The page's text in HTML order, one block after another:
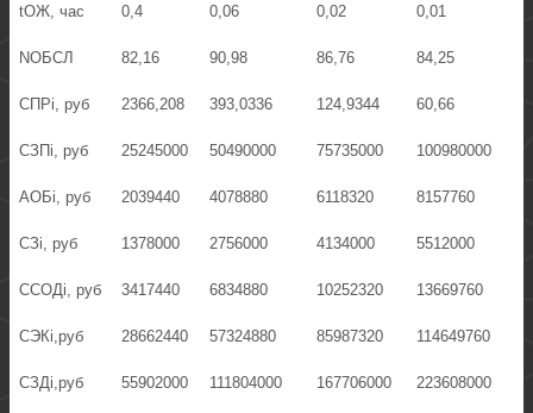
tОЖ, час 0,4 0,06 0,02 0,01
NОБСЛ 82,16 90,98 86,76 84,25
СПРi, руб 2366,208 393,0336 124,9344 60,66
СЗПi, руб 25245000 50490000 75735000 100980000
АОБi, руб 2039440 4078880 6118320 8157760
СЗi, руб 1378000 2756000 4134000 5512000
ССОДi, руб 3417440 6834880 10252320 13669760
СЭКi,руб 28662440 57324880 85987320 114649760
СЗДi,руб 55902000 111804000 167706000 223608000